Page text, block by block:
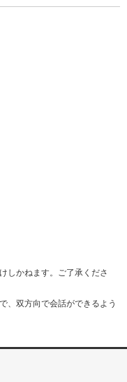
しかねます。ご了承くださ
、双方向で会話ができるよう